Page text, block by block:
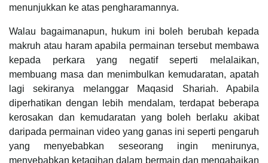
menunjukkan ke atas pengharamannya.
Walau bagaimanapun, hukum ini boleh berubah kepada
makruh atau haram apabila permainan tersebut membawa
kepada perkara yang negatif seperti melalaikan,
membuang masa dan menimbulkan kemudaratan, apatah
lagi sekiranya melanggar Maqasid Shariah. Apabila
diperhatikan dengan lebih mendalam, terdapat beberapa
kerosakan dan kemudaratan yang boleh berlaku akibat
daripada permainan video yang ganas ini seperti pengaruh
yang menyebabkan seseorang ingin menirunya,
menyebabkan ketagihan dalam bermain dan mengabaikan